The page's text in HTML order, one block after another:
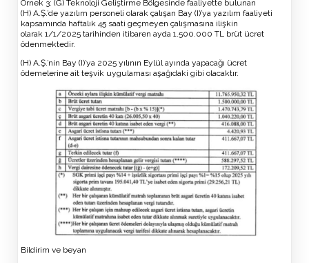
Örnek 3: (G) Teknoloji Geliştirme Bölgesinde faaliyette bulunan
(H) A.Ş.’de yazılım personeli olarak çalışan Bay (I)’ya yazılım faaliyeti
kapsamında haftalık 45 saati geçmeyen çalışmasına ilişkin
olarak 1/1/2025 tarihinden itibaren ayda 1.500.000 TL brüt ücret
ödenmektedir.
(H) A.Ş.’nin Bay (I)’ya 2025 yılının Eylül ayında yapacağı ücret
ödemelerine ait teşvik uygulaması aşağıdaki gibi olacaktır.
Bildirim ve beyan